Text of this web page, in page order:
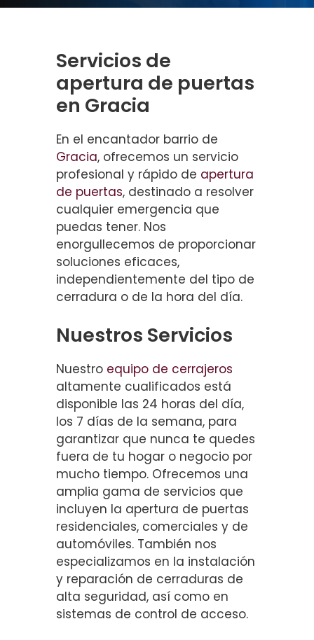
Servicios de
apertura de puertas
en Gracia
En el encantador barrio de
Gracia, ofrecemos un servicio
profesional y rápido de apertura
de puertas, destinado a resolver
cualquier emergencia que
puedas tener. Nos
enorgullecemos de proporcionar
soluciones eficaces,
independientemente del tipo de
cerradura o de la hora del día.
Nuestros Servicios
Nuestro equipo de cerrajeros
altamente cualificados está
disponible las 24 horas del día,
los 7 días de la semana, para
garantizar que nunca te quedes
fuera de tu hogar o negocio por
mucho tiempo. Ofrecemos una
amplia gama de servicios que
incluyen la apertura de puertas
residenciales, comerciales y de
automóviles. También nos
especializamos en la instalación
y reparación de cerraduras de
alta seguridad, así como en
sistemas de control de acceso.